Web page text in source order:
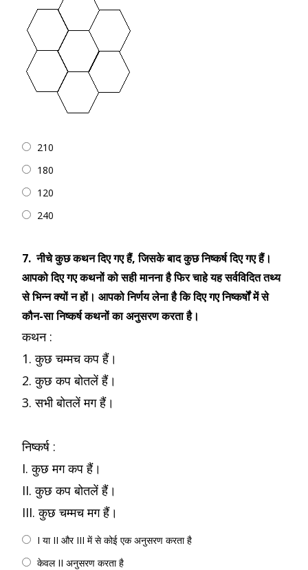
210
180
120
240
7. नीचे कुछ कथन दिए गए हैं, जिसके बाद कुछ निष्कर्ष दिए गए हैं।
आपको दिए गए कथनों को सही मानना है फिर चाहे यह सर्वविदित तथ्य
से भिन्न क्यों न हों। आपको निर्णय लेना है कि दिए गए निष्कर्षों में से
कौन-सा निष्कर्ष कथनों का अनुसरण करता है।
कथन :
1. कुछ चम्मच कप हैं।
2. कुछ कप बोतलें हैं।
3. सभी बोतलें मग हैं।
निष्कर्ष :
I. कुछ मग कप हैं।
II. कुछ कप बोतलें हैं।
III. कुछ चम्मच मग हैं।
I या II और III में से कोई एक अनुसरण करता है
केवल II अनुसरण करता है